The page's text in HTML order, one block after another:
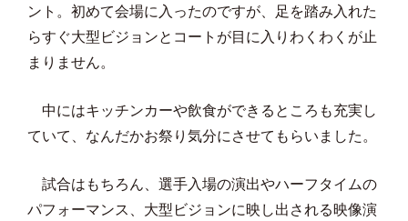
ント。初めて会場に入ったのですが、足を踏み入れた
らすぐ大型ビジョンとコートが目に入りわくわくが止
まりません。
中にはキッチンカーや飲食ができるところも充実し
ていて、なんだかお祭り気分にさせてもらいました。
試合はもちろん、選手入場の演出やハーフタイムの
パフォーマンス、大型ビジョンに映し出される映像演